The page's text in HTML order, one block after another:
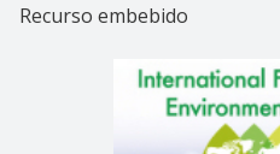
Recurso embebido